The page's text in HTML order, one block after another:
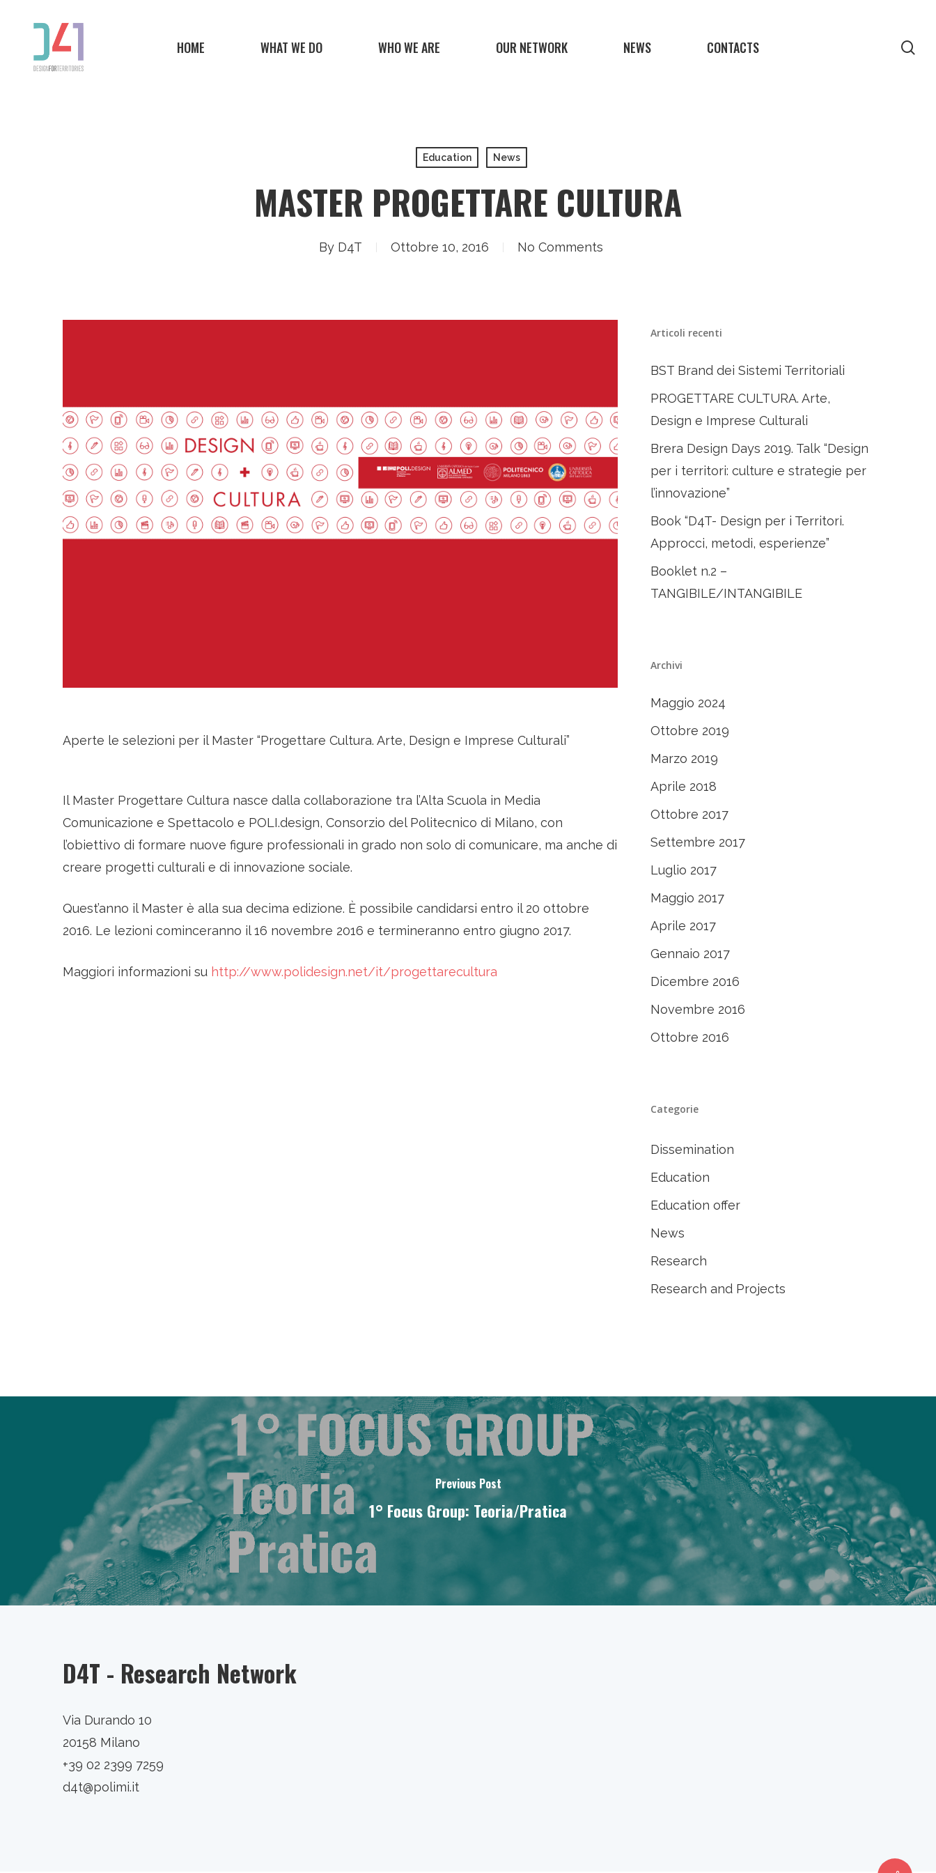
HOME WHAT WE DO WHO WE ARE OUR NETWORK NEWS CONTACTS
Education News
MASTER PROGETTARE CULTURA
By D4T Ottobre 10, 2016 No Comments
Aperte le selezioni per il Master “Progettare Cultura. Arte, Design e Imprese Culturali”
Il Master Progettare Cultura nasce dalla collaborazione tra l’Alta Scuola in Media
Comunicazione e Spettacolo e POLI.design, Consorzio del Politecnico di Milano, con
l’obiettivo di formare nuove figure professionali in grado non solo di comunicare, ma anche di
creare progetti culturali e di innovazione sociale.
Quest’anno il Master è alla sua decima edizione. È possibile candidarsi entro il 20 ottobre
2016. Le lezioni cominceranno il 16 novembre 2016 e termineranno entro giugno 2017.
Maggiori informazioni su http://www.polidesign.net/it/progettarecultura
Articoli recenti
BST Brand dei Sistemi Territoriali
PROGETTARE CULTURA. Arte,
Design e Imprese Culturali
Brera Design Days 2019. Talk “Design
per i territori: culture e strategie per
l’innovazione”
Book “D4T- Design per i Territori.
Approcci, metodi, esperienze”
Booklet n.2 –
TANGIBILE/INTANGIBILE
Archivi
Maggio 2024
Ottobre 2019
Marzo 2019
Aprile 2018
Ottobre 2017
Settembre 2017
Luglio 2017
Maggio 2017
Aprile 2017
Gennaio 2017
Dicembre 2016
Novembre 2016
Ottobre 2016
Categorie
Dissemination
Education
Education offer
News
Research
Research and Projects
Previous Post
1° Focus Group: Teoria/Pratica
D4T - Research Network
Via Durando 10
20158 Milano
+39 02 2399 7259
d4t@polimi.it